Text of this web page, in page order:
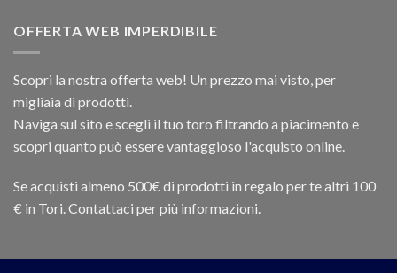
OFFERTA WEB IMPERDIBILE
Scopri la nostra offerta web! Un prezzo mai visto, per
migliaia di prodotti.
Naviga sul sito e scegli il tuo toro filtrando a piacimento e
scopri quanto può essere vantaggioso l'acquisto online.
Se acquisti almeno 500€ di prodotti in regalo per te altri 100
€ in Tori. Contattaci per più informazioni.